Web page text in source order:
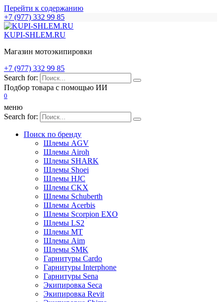
Перейти к содержанию
+7 (977) 332 99 85
KUPI-SHLEM.RU
Магазин мотоэкипировки
+7 (977) 332 99 85
Search for:
Подбор товара с помощью ИИ
0
меню
Search for:
Поиск по бренду
Шлемы AGV
Шлемы Airoh
Шлемы SHARK
Шлемы Shoei
Шлемы HJC
Шлемы CKX
Шлемы Schuberth
Шлемы Acerbis
Шлемы Scorpion EXO
Шлемы LS2
Шлемы MT
Шлемы Aim
Шлемы SMK
Гарнитуры Cardo
Гарнитуры Interphone
Гарнитуры Sena
Экипировка Seca
Экипировка Revit